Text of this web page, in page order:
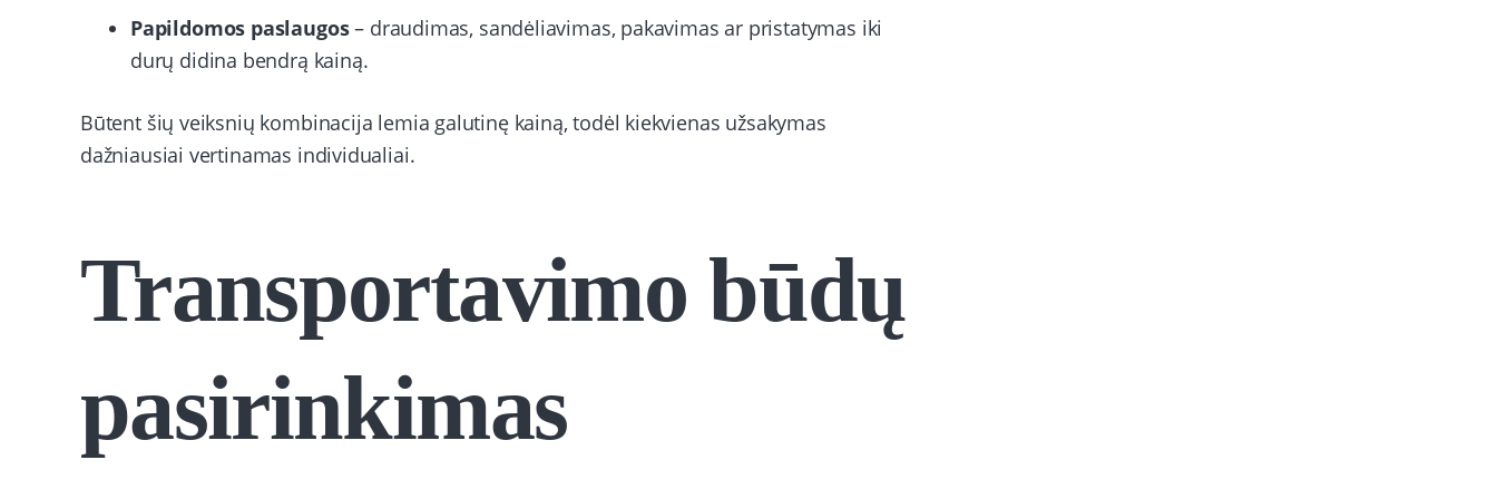
Papildomos paslaugos– draudimas, sandėliavimas, pakavimas ar pristatymas iki
durų didina bendrą kainą.
Būtent šių veiksnių kombinacija lemia galutinę kainą, todėl kiekvienas užsakymas
dažniausiai vertinamas individualiai.
Transportavimo būdų
pasirinkimas